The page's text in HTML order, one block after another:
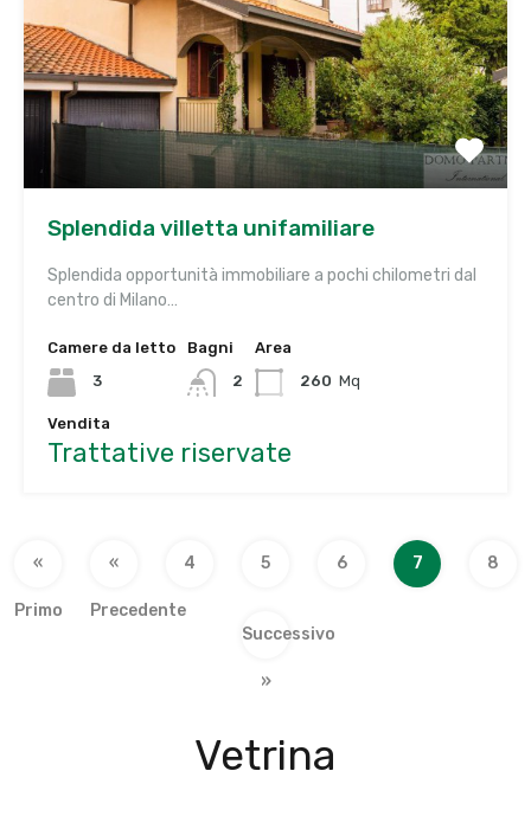
Splendida villetta unifamiliare
Splendida opportunità immobiliare a pochi chilometri dal
centro di Milano…
Camere da letto
3
Bagni
2
Area
260 Mq
Vendita
Trattative riservate
«
Primo
«
Precedente
4 5 6 7 8
Successivo
»
Vetrina